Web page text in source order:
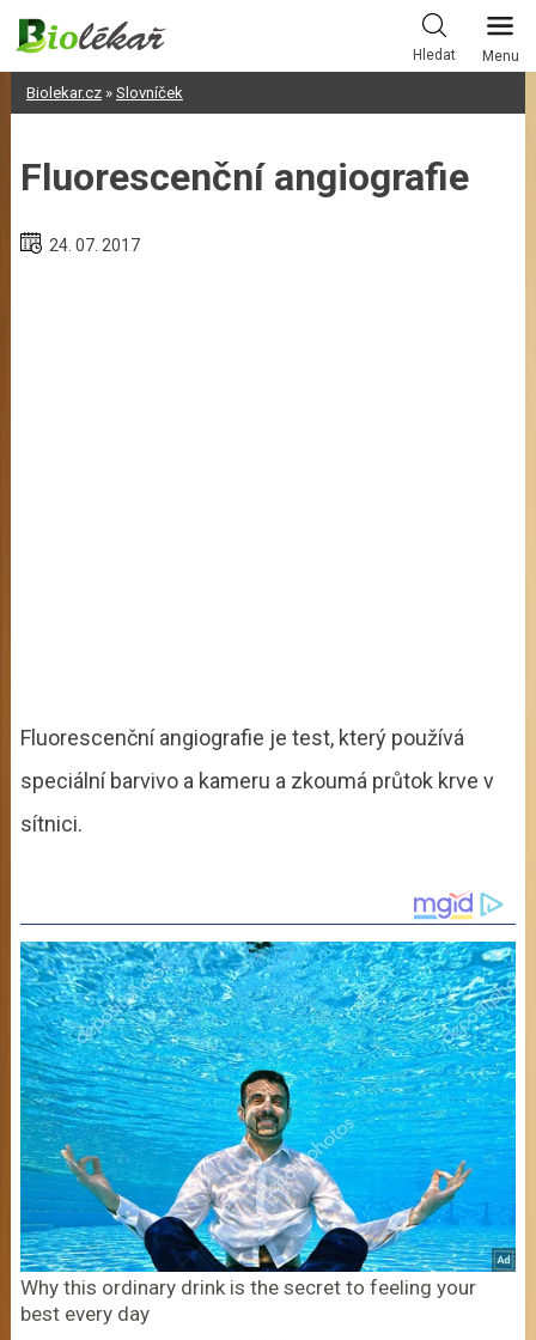
Skip
content
Hledat Menu
Biolekar.cz» Slovníček
Fluorescenční angiografie
24. 07. 2017
Fluorescenční angiografie je test, který používá
speciální barvivo a kameru a zkoumá průtok krve v
sítnici.
Why this ordinary drink is the secret to feeling your
best every day